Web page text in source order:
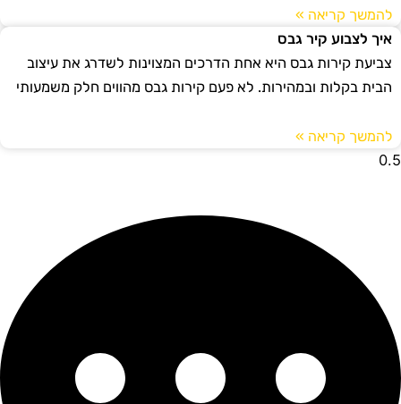
להמשך קריאה »
איך לצבוע קיר גבס
צביעת קירות גבס היא אחת הדרכים המצוינות לשדרג את עיצוב
הבית בקלות ובמהירות. לא פעם קירות גבס מהווים חלק משמעותי
להמשך קריאה »